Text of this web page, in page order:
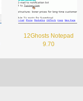
12Ghosts Notepad
9.70